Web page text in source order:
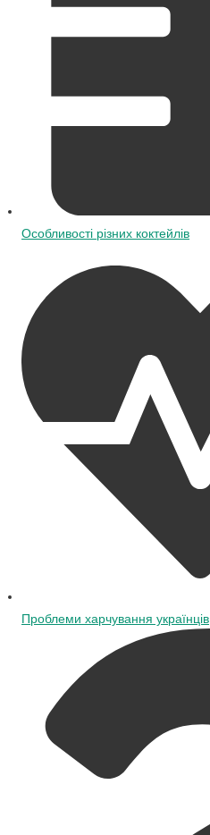
Особливості різних коктейлів
Проблеми харчування українців